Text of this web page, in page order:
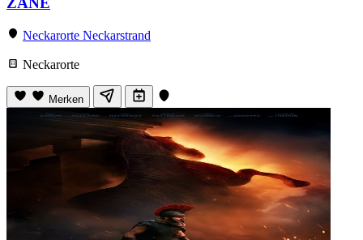
Neckarorte Neckarstrand
Neckarorte
Merken